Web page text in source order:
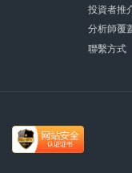
投資者推
分析師覆
聯繫方式